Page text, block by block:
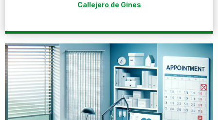
Callejero de Gines